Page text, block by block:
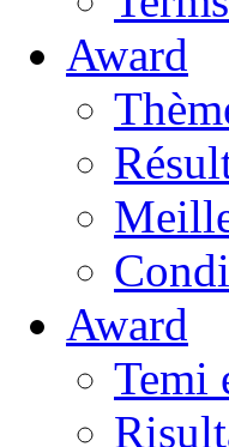
Award
Award
Temi